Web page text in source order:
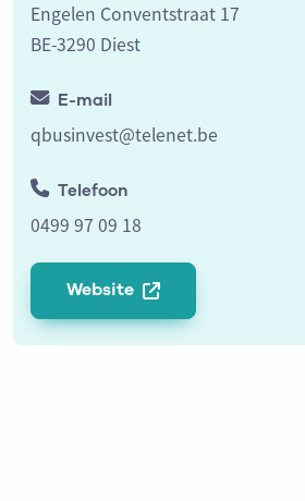
Engelen Conventstraat 17
BE-3290 Diest
E-mail
qbusinvest@telenet.be
Telefoon
0499 97 09 18
Website